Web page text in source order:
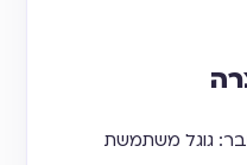
גוגל משתמשת